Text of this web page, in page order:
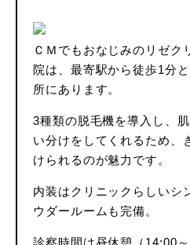
ＣＭでもおなじみのリゼク
院は、最寄駅から徒歩1分
所にあります。
3種類の脱毛機を導入し、
い分けをしてくれるため、
けられるのが魅力です。
内装はクリニックらしいシ
ウダールームも完備。